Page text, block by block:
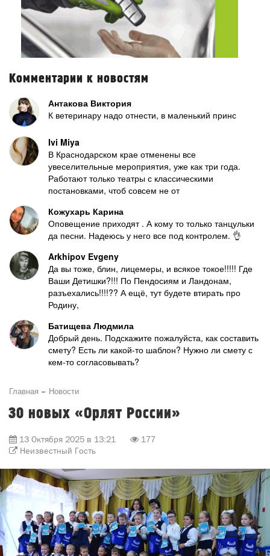
Комментарии к новостям
Антакова Виктория
К ветеринару надо отнести, в маленький принс
Ivi Miya
В Краснодарском крае отменены все
увеселительные мероприятия, уже как три года.
Работают только театры с классическими
постановками, чтоб совсем не от
Кожухарь Карина
Оповещение приходят . А кому то только танцульки
да песни. Надеюсь у него все под контролем. 👌
Arkhipov Evgeny
Да вы тоже, блин, лицемеры, и всякое токое!!!!! Где
Ваши Детишки?!!! По Пендосиям и Ландонам,
разъехались!!!!?? А ещё, тут будете втирать про
Родину,
Батищева Людмила
Добрый день. Подскажите пожалуйста, как составить
смету? Есть ли какой-то шаблон? Нужно ли смету с
кем-то согласовывать?
Главная Новости
30 новых «Орлят России»
13 Октября 2025 в 13:21
177
Неизвестный Гость